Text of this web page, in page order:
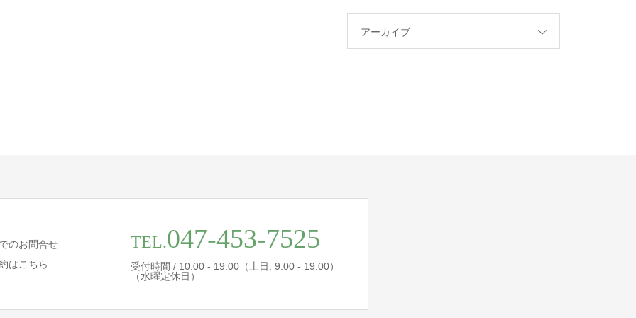
アーカイブ
のお問合せ
はこちら
TEL.047-453-7525
受付時間 / 10:00 - 19:00（土日: 9:00 - 19:00）
（水曜定休日）